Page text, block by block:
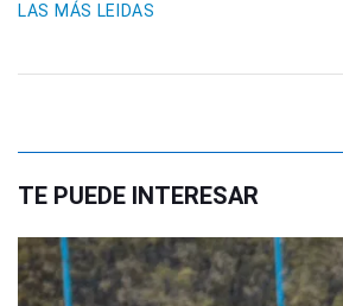
LAS MÁS LEIDAS
TE PUEDE INTERESAR